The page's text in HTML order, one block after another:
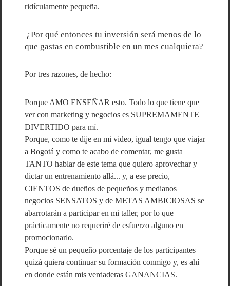
ridículamente pequeña.
¿Por qué entonces tu inversión será menos de lo
que gastas en combustible en un mes cualquiera?
Por tres razones, de hecho:
Porque AMO ENSEÑAR esto. Todo lo que tiene que
ver con marketing y negocios es SUPREMAMENTE
DIVERTIDO para mí.
Porque, como te dije en mi video, igual tengo que viajar
a Bogotá y como te acabo de comentar, me gusta
TANTO hablar de este tema que quiero aprovechar y
dictar un entrenamiento allá... y, a ese precio,
CIENTOS de dueños de pequeños y medianos
negocios SENSATOS y de METAS AMBICIOSAS se
abarrotarán a participar en mi taller, por lo que
prácticamente no requeriré de esfuerzo alguno en
promocionarlo.
Porque sé un pequeño porcentaje de los participantes
quizá quiera continuar su formación conmigo y, es ahí
en donde están mis verdaderas GANANCIAS.